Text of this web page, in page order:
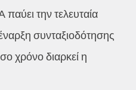
την τελευταία
συνταξιοδότησης
χρόνο διαρκεί η